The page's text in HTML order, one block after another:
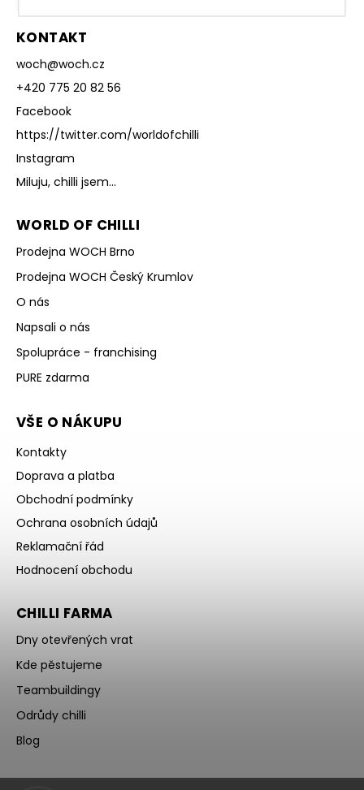
KONTAKT
woch@woch.cz
+420 775 20 82 56
Facebook
https://twitter.com/worldofchilli
Instagram
Miluju, chilli jsem...
WORLD OF CHILLI
Prodejna WOCH Brno
Prodejna WOCH Český Krumlov
O nás
Napsali o nás
Spolupráce - franchising
PURE zdarma
VŠE O NÁKUPU
Kontakty
Doprava a platba
Obchodní podmínky
Ochrana osobních údajů
Reklamační řád
Hodnocení obchodu
CHILLI FARMA
Dny otevřených vrat
Kde pěstujeme
Teambuildingy
Odrůdy chilli
Blog